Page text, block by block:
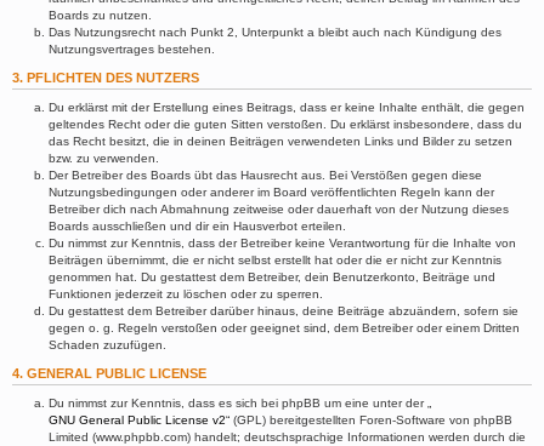
Boards zu nutzen.
Das Nutzungsrecht nach Punkt 2, Unterpunkt a bleibt auch nach Kündigung des
Nutzungsvertrages bestehen.
3. PFLICHTEN DES NUTZERS
Du erklärst mit der Erstellung eines Beitrags, dass er keine Inhalte enthält, die gegen
geltendes Recht oder die guten Sitten verstoßen. Du erklärst insbesondere, dass du
das Recht besitzt, die in deinen Beiträgen verwendeten Links und Bilder zu setzen
bzw. zu verwenden.
Der Betreiber des Boards übt das Hausrecht aus. Bei Verstößen gegen diese
Nutzungsbedingungen oder anderer im Board veröffentlichten Regeln kann der
Betreiber dich nach Abmahnung zeitweise oder dauerhaft von der Nutzung dieses
Boards ausschließen und dir ein Hausverbot erteilen.
Du nimmst zur Kenntnis, dass der Betreiber keine Verantwortung für die Inhalte von
Beiträgen übernimmt, die er nicht selbst erstellt hat oder die er nicht zur Kenntnis
genommen hat. Du gestattest dem Betreiber, dein Benutzerkonto, Beiträge und
Funktionen jederzeit zu löschen oder zu sperren.
Du gestattest dem Betreiber darüber hinaus, deine Beiträge abzuändern, sofern sie
gegen o. g. Regeln verstoßen oder geeignet sind, dem Betreiber oder einem Dritten
Schaden zuzufügen.
4. GENERAL PUBLIC LICENSE
Du nimmst zur Kenntnis, dass es sich bei phpBB um eine unter der „
GNU General Public License v2“ (GPL) bereitgestellten Foren-Software von phpBB
Limited (www.phpbb.com) handelt; deutschsprachige Informationen werden durch die